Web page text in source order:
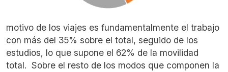
motivo de los viajes es fundamentalmente el trabajo
con más del 35% sobre el total, seguido de los
estudios, lo que supone el 62% de la movilidad
total. Sobre el resto de los modos que componen la